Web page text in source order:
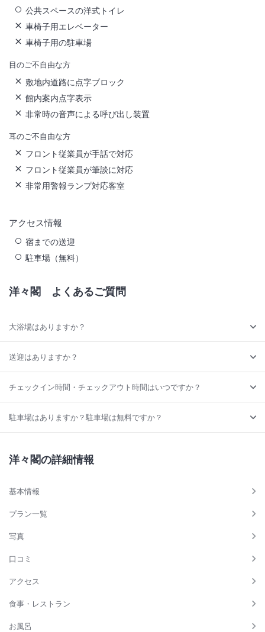
公共スペースの洋式トイレ
車椅子用エレベーター
車椅子用の駐車場
目のご不自由な方
敷地内道路に点字ブロック
館内案内点字表示
非常時の音声による呼び出し装置
耳のご不自由な方
フロント従業員が手話で対応
フロント従業員が筆談に対応
非常用警報ランプ対応客室
アクセス情報
宿までの送迎
駐車場（無料）
洋々閣 よくあるご質問
大浴場はありますか？
送迎はありますか？
チェックイン時間・チェックアウト時間はいつですか？
駐車場はありますか？駐車場は無料ですか？
洋々閣の詳細情報
基本情報
プラン一覧
写真
口コミ
アクセス
食事・レストラン
お風呂